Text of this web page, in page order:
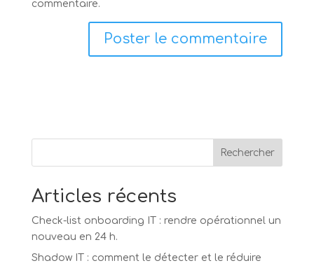
commentaire.
Rechercher
Articles récents
Check-list onboarding IT : rendre opérationnel un
nouveau en 24 h.
Shadow IT : comment le détecter et le réduire